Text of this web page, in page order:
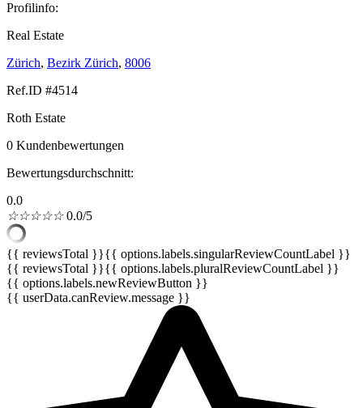
Profilinfo:
Real Estate
Zürich, Bezirk Zürich, 8006
Ref.ID #4514
Roth Estate
0 Kundenbewertungen
Bewertungsdurchschnitt:
0.0
☆☆☆☆☆ 0.0/5
{{ reviewsTotal }}{{ options.labels.singularReviewCountLabel }}
{{ reviewsTotal }}{{ options.labels.pluralReviewCountLabel }}
{{ options.labels.newReviewButton }}
{{ userData.canReview.message }}